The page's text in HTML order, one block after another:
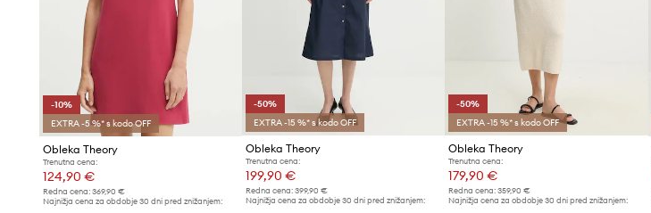
-10%
EXTRA -5 %* s kodo OFF
Obleka Theory
Trenutna cena:
124,90 €
Redna cena: 369,90 €
Najnižja cena za obdobje 30 dni pred znižanjem:
-50%
EXTRA -15 %* s kodo OFF
Obleka Theory
Trenutna cena:
199,90 €
Redna cena:399,90 €
Najnižja cena za obdobje 30 dni pred znižanjem:
-50%
EXTRA -15 %* s kodo OFF
Obleka Theory
Trenutna cena:
179,90 €
Redna cena: 359,90 €
Najnižja cena za obdobje 30 dni pred znižanjem: